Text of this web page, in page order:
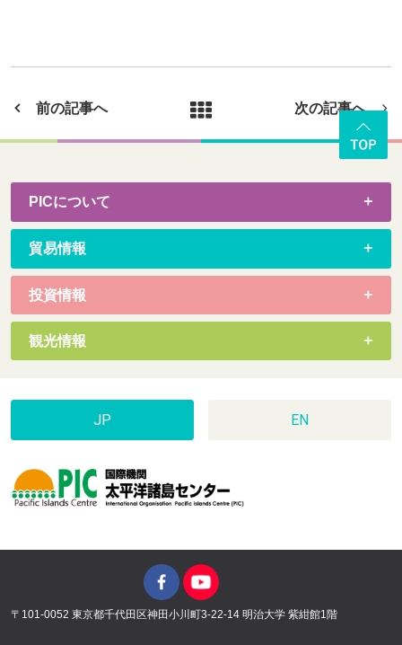
前の記事へ 次の記事へ
PICについて
貿易情報
投資情報
観光情報
JP EN
〒101-0052 東京都千代田区神田小川町3-22-14 明治大学 紫紺館1階